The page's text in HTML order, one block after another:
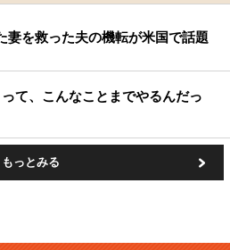
妻を救った夫の機転が米国で話題
って、こんなことまでやるんだっ
もっとみる